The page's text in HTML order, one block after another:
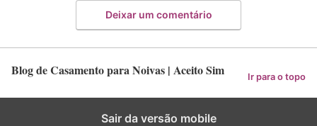
Deixar um comentário
Blog de Casamento para Noivas | Aceito Sim Ir para o topo
Sair da versão mobile